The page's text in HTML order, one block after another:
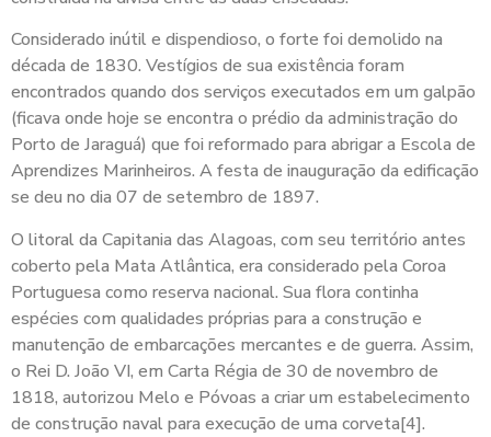
Considerado inútil e dispendioso, o forte foi demolido na
década de 1830. Vestígios de sua existência foram
encontrados quando dos serviços executados em um galpão
(ficava onde hoje se encontra o prédio da administração do
Porto de Jaraguá) que foi reformado para abrigar a Escola de
Aprendizes Marinheiros. A festa de inauguração da edificação
se deu no dia 07 de setembro de 1897.
O litoral da Capitania das Alagoas, com seu território antes
coberto pela Mata Atlântica, era considerado pela Coroa
Portuguesa como reserva nacional. Sua flora continha
espécies com qualidades próprias para a construção e
manutenção de embarcações mercantes e de guerra. Assim,
o Rei D. João VI, em Carta Régia de 30 de novembro de
1818, autorizou Melo e Póvoas a criar um estabelecimento
de construção naval para execução de uma corveta[4].